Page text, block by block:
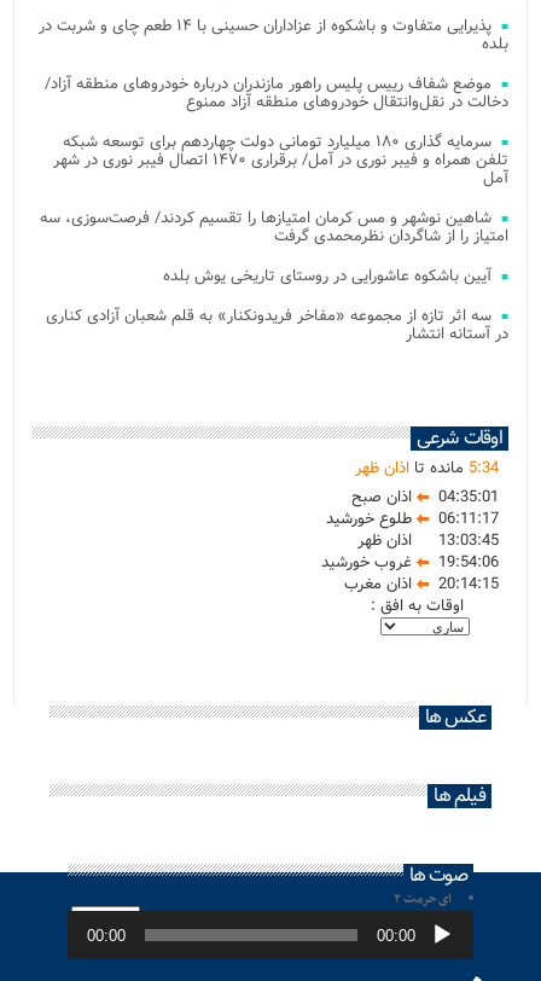
پذیرایی متفاوت و باشکوه از عزاداران حسینی با ۱۴ طعم چای و شربت در
بلده
موضع شفاف رییس پلیس راهور مازندران درباره خودروهای منطقه آزاد/
دخالت در نقل‌وانتقال خودروهای منطقه آزاد ممنوع
سرمایه گذاری ۱۸۰ میلیارد تومانی دولت چهاردهم برای توسعه شبکه
تلفن همراه و فیبر نوری در آمل/ برقراری ۱۴۷۰ اتصال فیبر نوری در شهر
آمل
شاهین نوشهر و مس کرمان امتیازها را تقسیم کردند/ فرصت‌سوزی، سه
امتیاز را از شاگردان نظرمحمدی گرفت
آیین باشکوه عاشورایی در روستای تاریخی یوش بلده
سه اثر تازه از مجموعه «مفاخر فریدونکنار» به قلم شعبان آزادی کناری
در آستانه انتشار
اوقات شرعی
5:34 مانده تااذان ظهر
04:35:01
اذان صبح
06:11:17
طلوع خورشید
13:03:45
اذان ظهر
19:54:06
غروب خورشید
20:14:15
اذان مغرب
اوقات به افق :
عکس ها
فیلم ها
صوت ها
ای حرمت ۲
پخش‌کننده
صوت 00:00
00:00